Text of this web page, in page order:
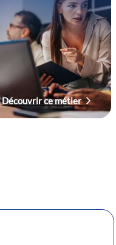
Découvrir ce métier